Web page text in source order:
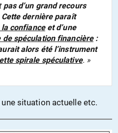
pas d’un grand recours
dernière paraît
confianceet d’une
spéculation financière:
alors été l’instrument
spirale spéculative. »
situation actuelle etc.